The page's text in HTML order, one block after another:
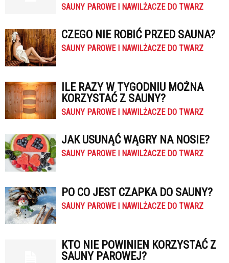
SAUNY PAROWE I NAWILŻACZE DO TWARZ
CZEGO NIE ROBIĆ PRZED SAUNA?
SAUNY PAROWE I NAWILŻACZE DO TWARZ
ILE RAZY W TYGODNIU MOŻNA
KORZYSTAĆ Z SAUNY?
SAUNY PAROWE I NAWILŻACZE DO TWARZ
JAK USUNĄĆ WĄGRY NA NOSIE?
SAUNY PAROWE I NAWILŻACZE DO TWARZ
PO CO JEST CZAPKA DO SAUNY?
SAUNY PAROWE I NAWILŻACZE DO TWARZ
KTO NIE POWINIEN KORZYSTAĆ Z
SAUNY PAROWEJ?